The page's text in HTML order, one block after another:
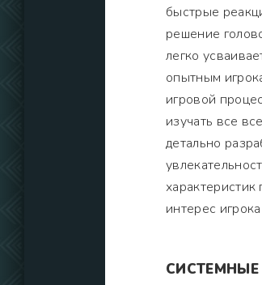
быстрые
решение
легко
опытным
игровой
изучать все
детально
интерес